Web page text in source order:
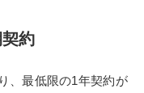
約
、最低限の1年契約が